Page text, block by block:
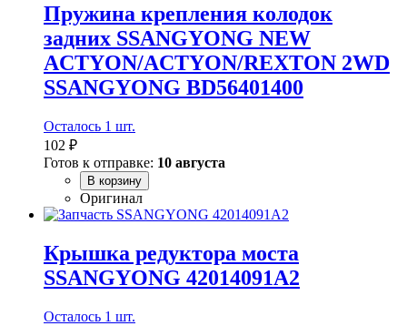
Пружина крепления колодок
задних SSANGYONG NEW
ACTYON/ACTYON/REXTON 2WD
SSANGYONG BD56401400
Осталось 1 шт.
102 ₽
Готов к отправке: 10 августа
В корзину
Оригинал
Крышка редуктора моста
SSANGYONG 42014091A2
Осталось 1 шт.